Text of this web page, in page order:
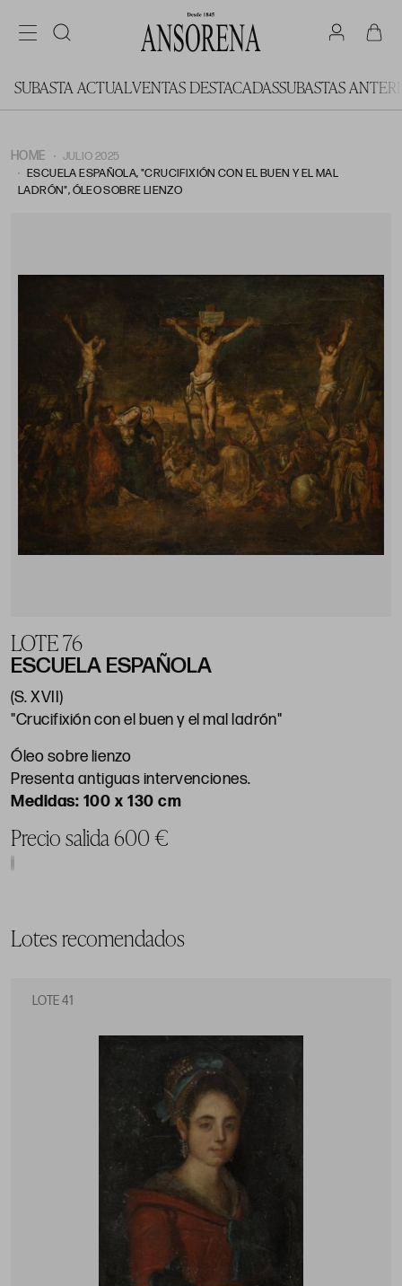
SUBASTA ACTUALVENTAS DESTACADASSUBASTAS
HOME
JULIO 2025
ESCUELA ESPAÑOLA, "CRUCIFIXIÓN CON EL BUEN Y EL MAL
LADRÓN", ÓLEO SOBRE LIENZO
LOTE 76
ESCUELA ESPAÑOLA
(S. XVII)
"Crucifixión con el buen y el mal ladrón"
Óleo sobre lienzo
Presenta antiguas intervenciones.
100 x 130 cm
Precio salida 600 €
Lotes recomendados
LOTE 41